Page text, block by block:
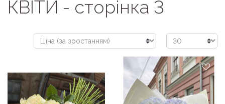
КВІТИ - сторінка 3